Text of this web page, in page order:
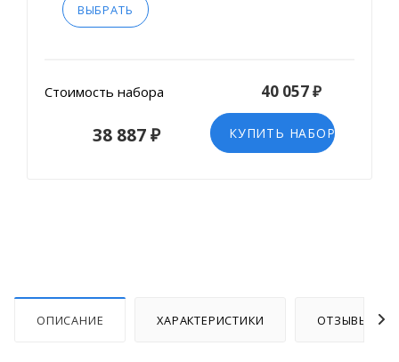
ВЫБРАТЬ
Стоимость набора 40 057 ₽
38 887 ₽ КУПИТЬ НАБОР
ОПИСАНИЕ ХАРАКТЕРИСТИКИ ОТЗЫВЫ